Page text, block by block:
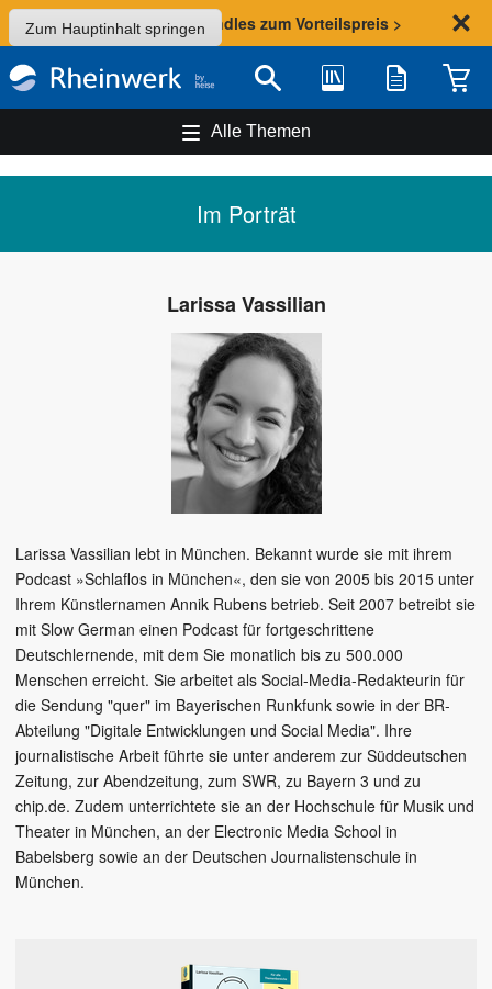
Zum Hauptinhalt springen
Sommer-Aktion: Bundles zum Vorteilspreis >
Suche Bibliothek Merkliste
Alle Themen
Im Porträt
Larissa Vassilian
Larissa Vassilian lebt in München. Bekannt wurde sie mit ihrem
Podcast »Schlaflos in München«, den sie von 2005 bis 2015 unter
Ihrem Künstlernamen Annik Rubens betrieb. Seit 2007 betreibt sie
mit Slow German einen Podcast für fortgeschrittene
Deutschlernende, mit dem Sie monatlich bis zu 500.000
Menschen erreicht. Sie arbeitet als Social-Media-Redakteurin für
die Sendung "quer" im Bayerischen Runkfunk sowie in der BR-
Abteilung "Digitale Entwicklungen und Social Media". Ihre
journalistische Arbeit führte sie unter anderem zur Süddeutschen
Zeitung, zur Abendzeitung, zum SWR, zu Bayern 3 und zu
chip.de. Zudem unterrichtete sie an der Hochschule für Musik und
Theater in München, an der Electronic Media School in
Babelsberg sowie an der Deutschen Journalistenschule in
München.